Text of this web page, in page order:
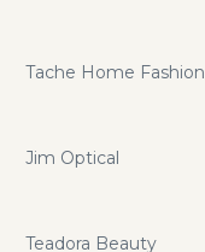
Tache Home Fashion
Jim Optical
Teadora Beauty